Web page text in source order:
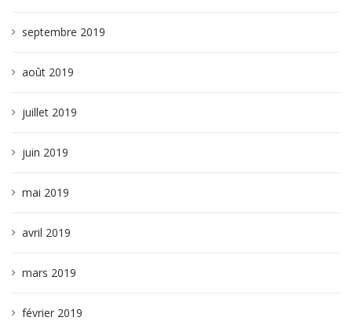
septembre 2019
août 2019
juillet 2019
juin 2019
mai 2019
avril 2019
mars 2019
février 2019